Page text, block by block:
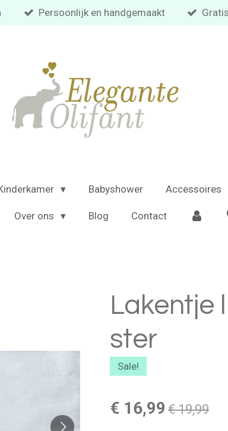
Persoonlijk en handgemaakt
Babyshower Accessoires
Over ons Blog Contact
Lakentje
ster
Sale!
€ 16,99 € 19,99